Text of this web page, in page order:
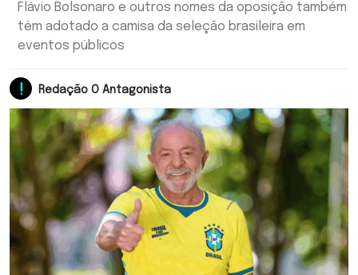
Flávio Bolsonaro e outros nomes da oposição também
têm adotado a camisa da seleção brasileira em
eventos públicos
Redação O Antagonista